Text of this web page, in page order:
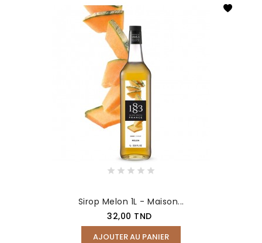
Sirop Melon 1L - Maison...
Prix
32,00 TND
AJOUTER AU PANIER